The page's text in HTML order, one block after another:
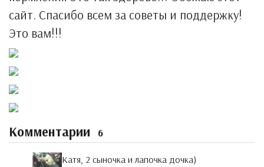
сайт. Спасибо всем за советы и поддержку!
Это вам!!!
Комментарии 6
Катя, 2 сыночка и лапочка дочка)